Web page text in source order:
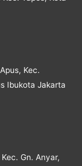
Kec.
Ibukota Jakarta
Gn. Anyar,